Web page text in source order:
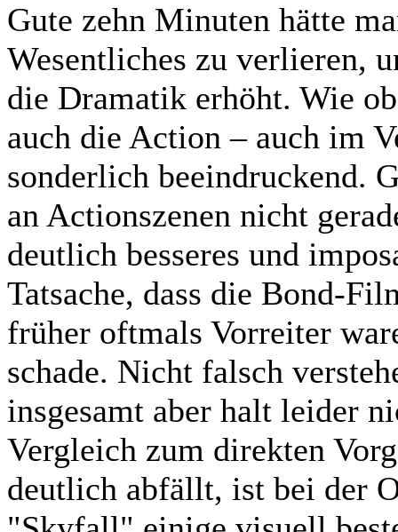
Gute zehn Minuten hätte
Wesentliches zu verlieren,
die Dramatik erhöht. Wie
auch die Action – auch im
sonderlich beeindruckend.
an Actionszenen nicht
deutlich besseres und
Tatsache, dass die Bond-
früher oftmals Vorreiter
schade. Nicht falsch
insgesamt aber halt leider
Vergleich zum direkten
deutlich abfällt, ist bei der